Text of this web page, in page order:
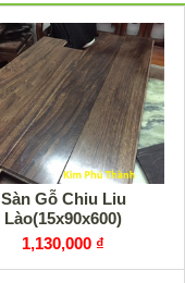
Sàn Gỗ Chiu Liu
Lào(15x90x600)
1,130,000 ₫